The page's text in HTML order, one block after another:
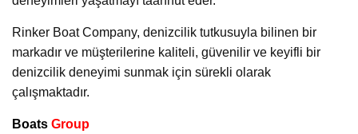
Rinker Boat Company, denizcilik tutkusuyla bilinen bir
markadır ve müşterilerine kaliteli, güvenilir ve keyifli bir
denizcilik deneyimi sunmak için sürekli olarak
çalışmaktadır.
Boats Group